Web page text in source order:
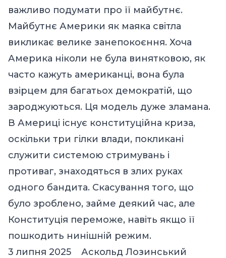
важливо подумати про її майбутнє.
Майбутнє Америки як маяка світла
викликає велике занепокоєння. Хоча
Америка ніколи не була винятковою, як
часто кажуть американці, вона була
взірцем для багатьох демократій, що
зароджуються. Ця модель дуже зламана.
В Америці існує конституційна криза,
оскільки три гілки влади, покликані
служити системою стримувань і
противаг, знаходяться в злих руках
одного бандита. Скасування того, що
було зроблено, займе деякий час, але
Конституція переможе, навіть якщо її
пошкодить нинішній режим.
3 липня 2025 Аскольд Лозинський